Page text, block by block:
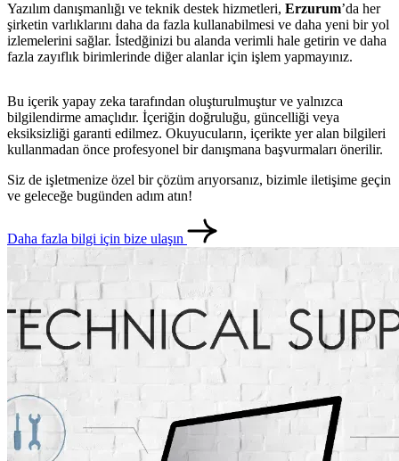
İletişim English
Yazılım danışmanlığı ve teknik destek hizmetleri, Erzurum’da her
şirketin varlıklarını daha da fazla kullanabilmesi ve daha yeni bir yol
izlemelerini sağlar. İstedğinizi bu alanda verimli hale getirin ve daha
fazla zayıflık birimlerinde diğer alanlar için işlem yapmayınız.
Bu içerik yapay zeka tarafından oluşturulmuştur ve yalnızca
bilgilendirme amaçlıdır. İçeriğin doğruluğu, güncelliği veya
eksiksizliği garanti edilmez. Okuyucuların, içerikte yer alan bilgileri
kullanmadan önce profesyonel bir danışmana başvurmaları önerilir.
Siz de işletmenize özel bir çözüm arıyorsanız, bizimle iletişime geçin
ve geleceğe bugünden adım atın!
Daha fazla bilgi için bize ulaşın